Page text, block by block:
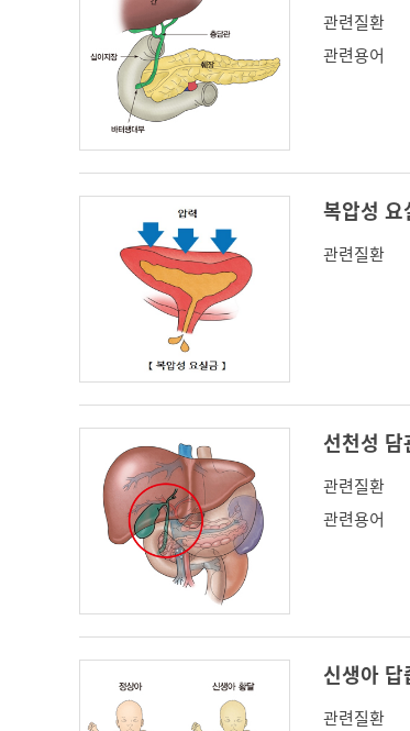
관련질환
관련용어
복압성
관련질환
선천성
관련질환
관련용어
신생아
관련질환